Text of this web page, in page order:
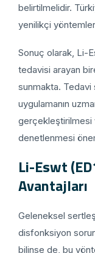
belirtilmelidir.
yenilikçi
Sonuç olarak, Li-
tedavisi arayan
sunmakta. Tedavi
uygulamanın
gerçekleştirilmesi
denetlenmesi
Li-Eswt
Avantajları
Geleneksel
disfonksiyon
bilinse de, bu